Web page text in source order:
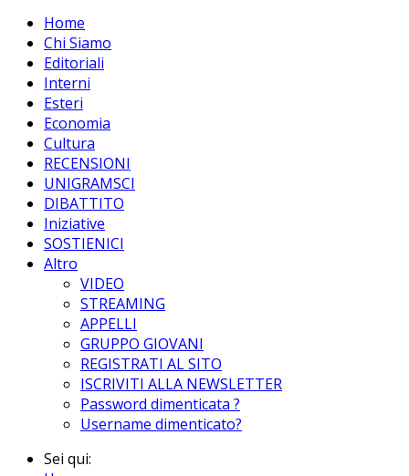
Home
Chi Siamo
Editoriali
Interni
Esteri
Economia
Cultura
RECENSIONI
UNIGRAMSCI
DIBATTITO
Iniziative
SOSTIENICI
Altro
VIDEO
STREAMING
APPELLI
GRUPPO GIOVANI
REGISTRATI AL SITO
ISCRIVITI ALLA NEWSLETTER
Password dimenticata ?
Username dimenticato?
Sei qui: